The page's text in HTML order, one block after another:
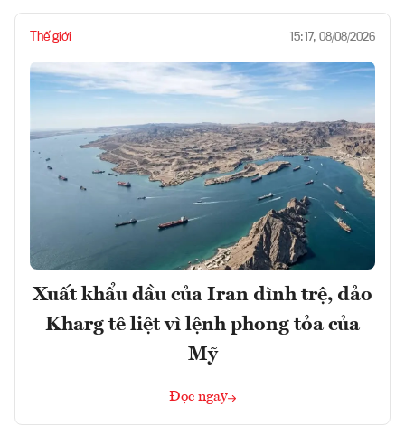
Thế giới 15:17, 08/08/2026
Xuất khẩu dầu của Iran đình trệ, đảo
Kharg tê liệt vì lệnh phong tỏa của
Mỹ
Đọc ngay